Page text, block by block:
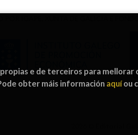
e de terceiros para mellorar
obter máis información aquíou